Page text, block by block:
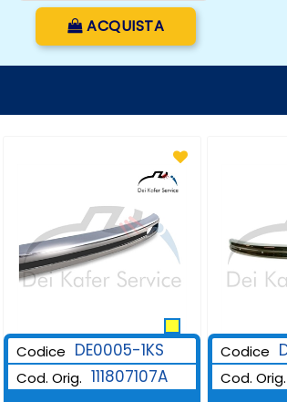
Quantità
ACQUISTA
Codice DE0005-1KS
Cod. Orig. 111807107A
Codice
Cod. Orig.